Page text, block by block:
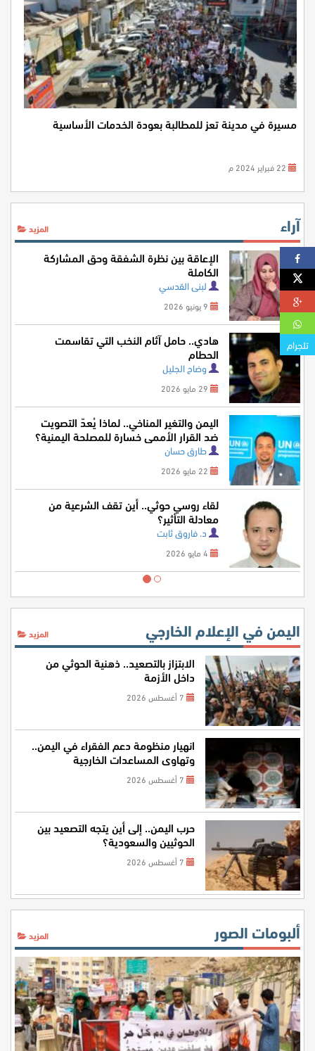
مسيرة في مدينة تعز للمطالبة بعودة الخدمات الأساسية
آراء المزيد
الإعاقة بين نظرة الشفقة وحق المشاركة
الكاملة
لبنى القدسي
هادي.. حامل آثام النخب التي تقاسمت
الحطام
وضاح الجليل
اليمن والتغير المناخي.. لماذا يُعدّ التصويت
ضد القرار الأممي خسارة للمصلحة اليمنية؟
طارق حسان
لقاء روسي حوثي.. أين تقف الشرعية من
معادلة التأثير؟
د. فاروق ثابت
اليمن في الإعلام الخارجي المزيد
الابتزاز بالتصعيد.. ذهنية الحوثي من
داخل الأزمة
انهيار منظومة دعم الفقراء في اليمن..
وتهاوي المساعدات الخارجية
حرب اليمن.. إلى أين يتجه التصعيد بين
الحوثيين والسعودية؟
ألبومات الصور المزيد
تلجرام